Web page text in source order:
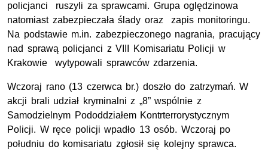
policjanci ruszyli za sprawcami. Grupa oględzinowa
natomiast zabezpieczała ślady oraz zapis monitoringu.
Na podstawie m.in. zabezpieczonego nagrania, pracujący
nad sprawą policjanci z VIII Komisariatu Policji w
Krakowie wytypowali sprawców zdarzenia.
Wczoraj rano (13 czerwca br.) doszło do zatrzymań. W
akcji brali udział kryminalni z „8” wspólnie z
Samodzielnym Pododdziałem Kontrterrorystycznym
Policji. W ręce policji wpadło 13 osób. Wczoraj po
południu do komisariatu zgłosił się kolejny sprawca.